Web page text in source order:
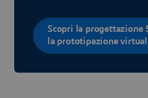
Scopri la progettazione
la prototipazione